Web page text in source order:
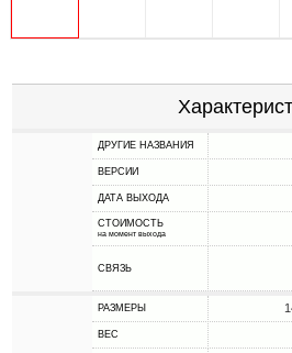
ДРУГИЕ НАЗВАНИЯ
ВЕРСИИ
ДАТА ВЫХОДА
СТОИМОСТЬ
на момент выхода
СВЯЗЬ
РАЗМЕРЫ
ВЕС